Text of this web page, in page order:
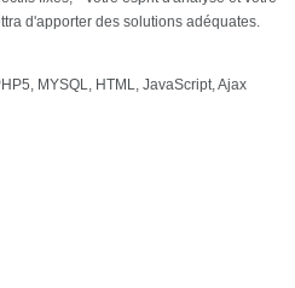
d'apporter des solutions adéquates.
MYSQL, HTML, JavaScript, Ajax